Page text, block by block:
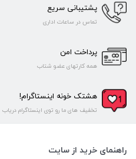
پشتیبانی سریع
تماس در ساعات اداری
پرداخت امن
همه کارتهای عضو شتاب
هشتک خونه اینستاگرام!
تخفیف های ما رو توی اینستاگرام دریاب
راهنمای خرید از سایت